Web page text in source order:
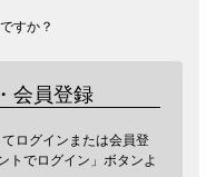
すか？
会員登録
ログインまたは会員登
トでログイン」ボタンよ